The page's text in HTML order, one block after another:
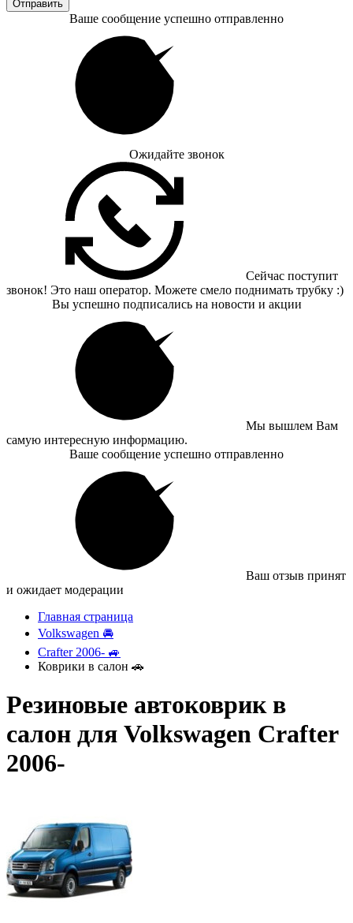
Отправить
Ваше сообщение успешно отправленно
Ожидайте звонок
Сейчас поступит
звонок! Это наш оператор. Можете смело поднимать трубку :)
Вы успешно подписались на новости и акции
Мы вышлем Вам
самую интересную информацию.
Ваше сообщение успешно отправленно
Ваш отзыв принят
и ожидает модерации
Главная страница
Volkswagen 🚘
Crafter 2006- 🚙
Коврики в салон 🚗
Резиновые автоковрик в
салон для Volkswagen Crafter
2006-